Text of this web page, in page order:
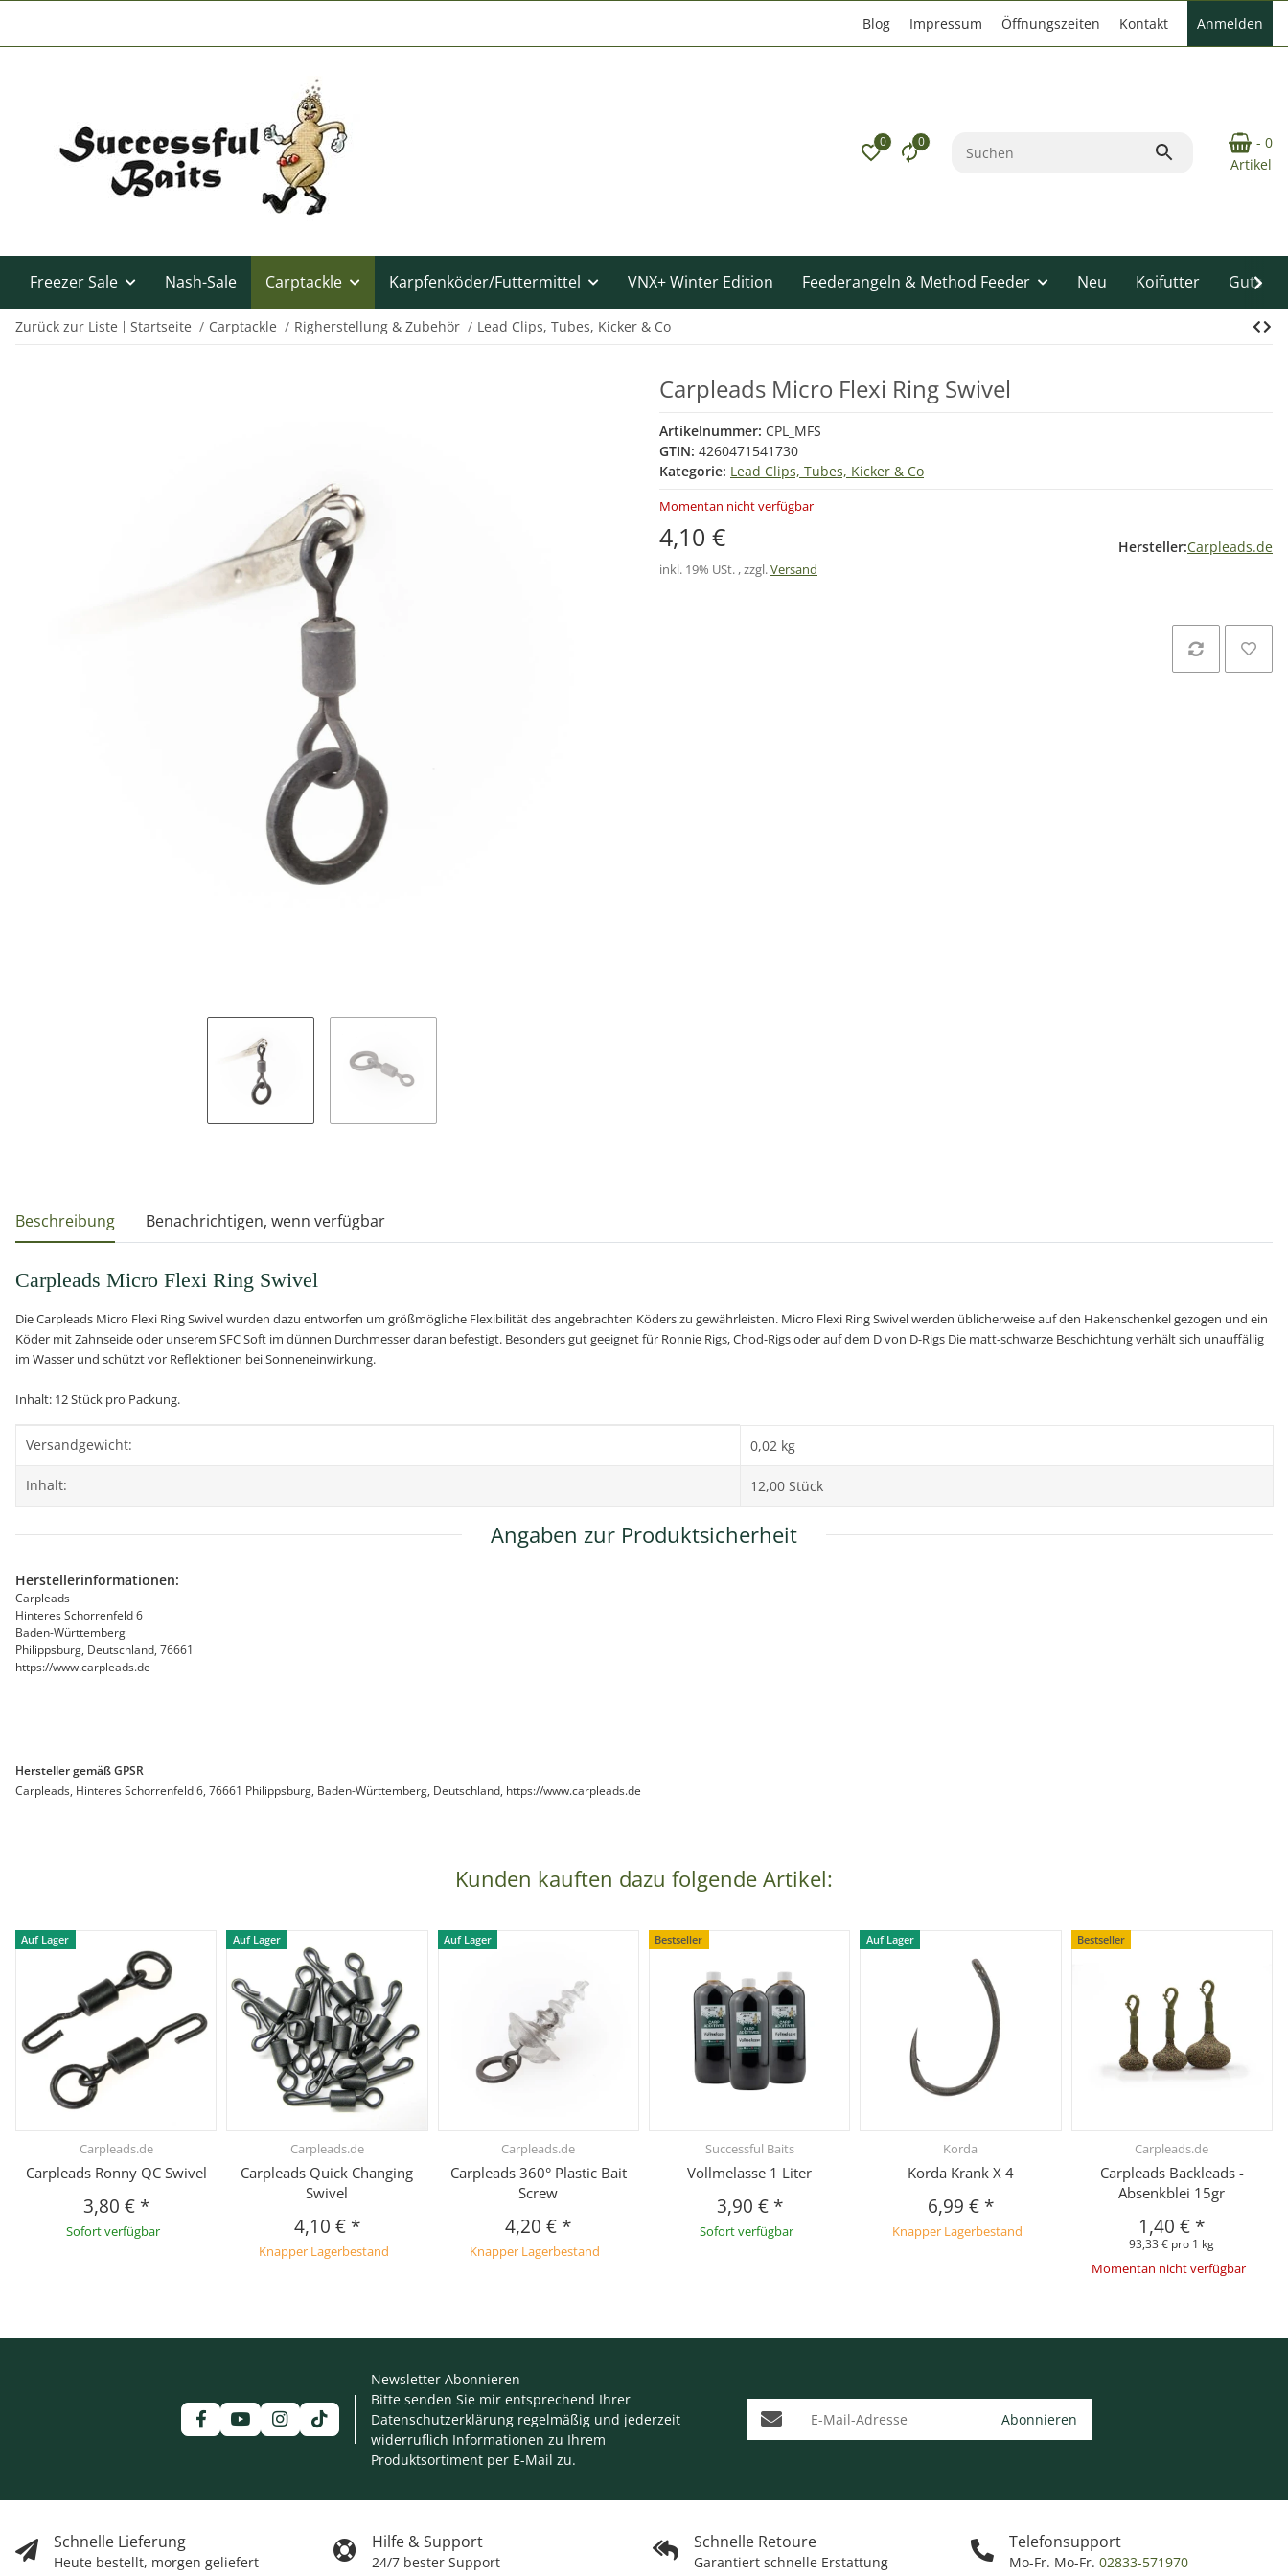
Blog Impressum Öffnungszeiten Kontakt Anmelden
0 0
- 0
Artikel
Freezer Sale Nash-Sale Carptackle Karpfenköder/Futtermittel VNX+ Winter Edition Feederangeln & Method Feeder Neu Koifutter
Zurück zur Liste Startseite Carptackle Righerstellung & Zubehör Lead Clips, Tubes, Kicker & Co
Carpleads Micro Flexi Ring Swivel
Artikelnummer: CPL_MFS
GTIN: 4260471541730
Kategorie: Lead Clips, Tubes, Kicker & Co
Momentan nicht verfügbar
4,10 €
inkl. 19% USt. , zzgl.Versand
Hersteller:Carpleads.de
weitere Registerkarten anzeigen
Beschreibung Benachrichtigen, wenn verfügbar
Carpleads Micro Flexi Ring Swivel
Die Carpleads Micro Flexi Ring Swivel wurden dazu entworfen um größmögliche Flexibilität des angebrachten Köders zu gewährleisten. Micro Flexi Ring Swivel werden üblicherweise auf den Hakenschenkel gezogen und ein
Köder mit Zahnseide oder unserem SFC Soft im dünnen Durchmesser daran befestigt. Besonders gut geeignet für Ronnie Rigs, Chod-Rigs oder auf dem D von D-Rigs Die matt-schwarze Beschichtung verhält sich unauffällig
im Wasser und schützt vor Reflektionen bei Sonneneinwirkung.
Inhalt: 12 Stück pro Packung.
Produkteigenschaft
Wert
Versandgewicht: 0,02 kg
Inhalt: 12,00 Stück
Angaben zur Produktsicherheit
Herstellerinformationen:
Carpleads
Hinteres Schorrenfeld 6
Baden-Württemberg
Philippsburg, Deutschland, 76661
https://www.carpleads.de
Hersteller gemäß GPSR
Carpleads, Hinteres Schorrenfeld 6, 76661 Philippsburg, Baden-Württemberg, Deutschland, https://www.carpleads.de
Kunden kauften dazu folgende Artikel:
Auf Lager
Carpleads.de
Carpleads Ronny QC Swivel
3,80 € *
Sofort verfügbar
Auf Lager
Carpleads.de
Carpleads Quick Changing
Swivel
4,10 € *
Knapper Lagerbestand
Auf Lager
Carpleads.de
Carpleads 360° Plastic Bait
Screw
4,20 € *
Knapper Lagerbestand
Bestseller
Successful Baits
Vollmelasse 1 Liter
3,90 € *
Sofort verfügbar
Auf Lager
Korda
Korda Krank X 4
6,99 € *
Knapper Lagerbestand
Bestseller
Carpleads.de
Carpleads Backleads -
Absenkblei 15gr
1,40 € *
93,33 € pro 1 kg
Momentan nicht verfügbar
Schnelle Lieferung
Heute bestellt, morgen geliefert
Hilfe & Support
24/7 bester Support
Schnelle Retoure
Garantiert schnelle Erstattung
Telefonsupport
Mo-Fr. Mo-Fr. 02833-571970
Newsletter Abonnieren
Bitte senden Sie mir entsprechend Ihrer
Datenschutzerklärung regelmäßig und jederzeit
widerruflich Informationen zu Ihrem
Produktsortiment per E-Mail zu.
E-Mail-Adresse Abonnieren